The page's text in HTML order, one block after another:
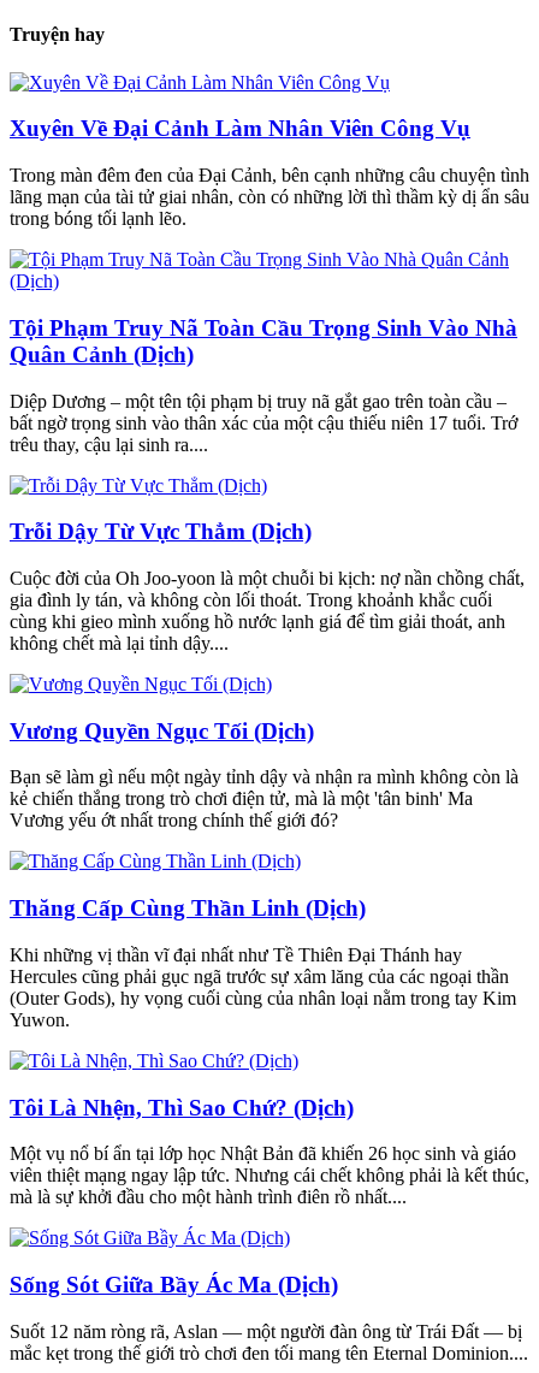
Truyện hay
Xuyên Về Đại Cảnh Làm Nhân Viên Công Vụ
Trong màn đêm đen của Đại Cảnh, bên cạnh những câu chuyện tình
lãng mạn của tài tử giai nhân, còn có những lời thì thầm kỳ dị ẩn sâu
trong bóng tối lạnh lẽo.
Tội Phạm Truy Nã Toàn Cầu Trọng Sinh Vào Nhà
Quân Cảnh (Dịch)
Diệp Dương – một tên tội phạm bị truy nã gắt gao trên toàn cầu –
bất ngờ trọng sinh vào thân xác của một cậu thiếu niên 17 tuổi. Trớ
trêu thay, cậu lại sinh ra....
Trỗi Dậy Từ Vực Thẳm (Dịch)
Cuộc đời của Oh Joo-yoon là một chuỗi bi kịch: nợ nần chồng chất,
gia đình ly tán, và không còn lối thoát. Trong khoảnh khắc cuối
cùng khi gieo mình xuống hồ nước lạnh giá để tìm giải thoát, anh
không chết mà lại tỉnh dậy....
Vương Quyền Ngục Tối (Dịch)
Bạn sẽ làm gì nếu một ngày tỉnh dậy và nhận ra mình không còn là
kẻ chiến thắng trong trò chơi điện tử, mà là một 'tân binh' Ma
Vương yếu ớt nhất trong chính thế giới đó?
Thăng Cấp Cùng Thần Linh (Dịch)
Khi những vị thần vĩ đại nhất như Tề Thiên Đại Thánh hay
Hercules cũng phải gục ngã trước sự xâm lăng của các ngoại thần
(Outer Gods), hy vọng cuối cùng của nhân loại nằm trong tay Kim
Yuwon.
Tôi Là Nhện, Thì Sao Chứ? (Dịch)
Một vụ nổ bí ẩn tại lớp học Nhật Bản đã khiến 26 học sinh và giáo
viên thiệt mạng ngay lập tức. Nhưng cái chết không phải là kết thúc,
mà là sự khởi đầu cho một hành trình điên rồ nhất....
Sống Sót Giữa Bầy Ác Ma (Dịch)
Suốt 12 năm ròng rã, Aslan — một người đàn ông từ Trái Đất — bị
mắc kẹt trong thế giới trò chơi đen tối mang tên Eternal Dominion....